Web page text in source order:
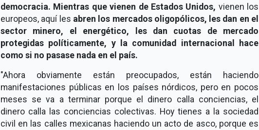
democracia. Mientras que vienen de Estados Unidos, vienen los
europeos, aquí les abren los mercados oligopólicos, les dan en el
sector minero, el energético, les dan cuotas de mercado
protegidas políticamente, y la comunidad internacional hace
como si no pasase nada en el país.
"Ahora obviamente están preocupados, están haciendo
manifestaciones públicas en los países nórdicos, pero en pocos
meses se va a terminar porque el dinero calla conciencias, el
dinero calla las conciencias colectivas. Hoy tienes a la sociedad
civil en las calles mexicanas haciendo un acto de asco, porque es